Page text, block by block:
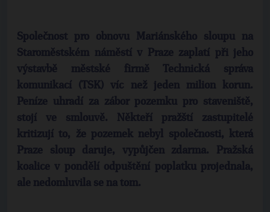
Společnost pro obnovu Mariánského sloupu na
Staroměstském náměstí v Praze zaplatí při jeho
výstavbě městské firmě Technická správa
komunikací (TSK) víc než jeden milion korun.
Peníze uhradí za zábor pozemku pro staveniště,
stojí ve smlouvě. Někteří pražští zastupitelé
kritizují to, že pozemek nebyl společnosti, která
Praze sloup daruje, vypůjčen zdarma. Pražská
koalice v pondělí odpuštění poplatku projednala,
ale nedomluvila se na tom.